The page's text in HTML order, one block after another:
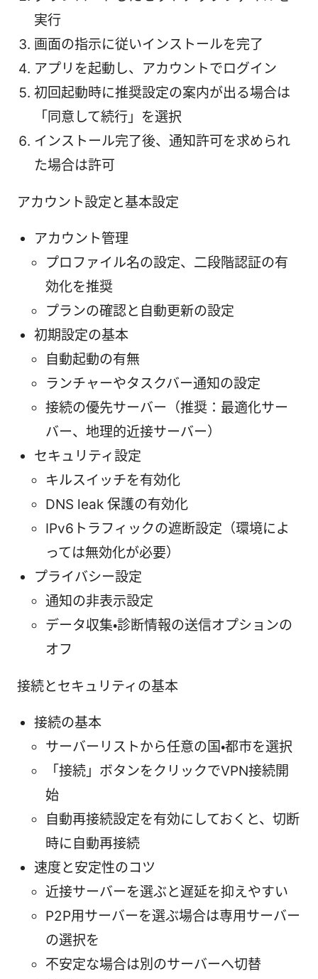
実行
画面の指示に従いインストールを完了
アプリを起動し、アカウントでログイン
初回起動時に推奨設定の案内が出る場合は
「同意して続行」を選択
インストール完了後、通知許可を求められ
た場合は許可
アカウント設定と基本設定
アカウント管理
プロファイル名の設定、二段階認証の有
効化を推奨
プランの確認と自動更新の設定
初期設定の基本
自動起動の有無
ランチャーやタスクバー通知の設定
接続の優先サーバー（推奨：最適化サー
バー、地理的近接サーバー）
セキュリティ設定
キルスイッチを有効化
DNS leak 保護の有効化
IPv6トラフィックの遮断設定（環境によ
っては無効化が必要）
プライバシー設定
通知の非表示設定
データ収集・診断情報の送信オプションの
オフ
接続とセキュリティの基本
接続の基本
サーバーリストから任意の国・都市を選択
「接続」ボタンをクリックでVPN接続開
始
自動再接続設定を有効にしておくと、切断
時に自動再接続
速度と安定性のコツ
近接サーバーを選ぶと遅延を抑えやすい
P2P用サーバーを選ぶ場合は専用サーバー
の選択を
不安定な場合は別のサーバーへ切替